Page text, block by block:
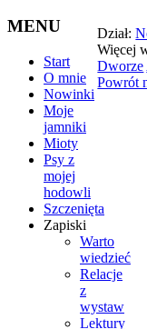
Dział:
Więcej
Dworze
Powrót
MENU
Start
O mnie
Nowinki
Moje
jamniki
Mioty
Psy z
mojej
hodowli
Szczenięta
Zapiski
Warto
wiedzieć
Relacje
z
wystaw
Lektury